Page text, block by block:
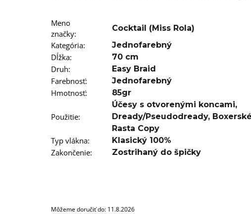
Meno
značky:
Cocktail (Miss Rola)
Kategória: Jednofarebný
Dĺžka: 70 cm
Druh: Easy Braid
Farebnosť: Jednofarebný
Hmotnosť: 85gr
Použitie:
Účesy s otvorenými koncami,
Dready/Pseudodready,
Rasta Copy
Typ vlákna: Klasický 100%
Zakončenie: Zostrihaný do špičky
Môžeme doručiť do: 11.8.2026